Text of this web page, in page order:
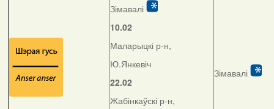
Зімавалі
10.02
Маларыцкі р-н,
Ю.Янкевіч
22.02
Жабінкаўскі р-н,
Зімавалі